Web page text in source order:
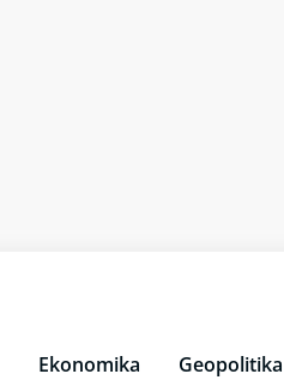
Ekonomika Geopolitika